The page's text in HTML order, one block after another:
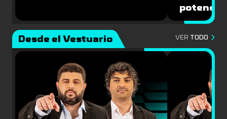
Desde el Vestuario VER TODO